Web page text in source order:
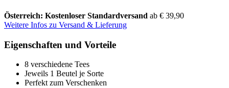
Österreich: Kostenloser Standardversand ab € 39,90
Weitere Infos zu Versand & Lieferung
Eigenschaften und Vorteile
8 verschiedene Tees
Jeweils 1 Beutel je Sorte
Perfekt zum Verschenken